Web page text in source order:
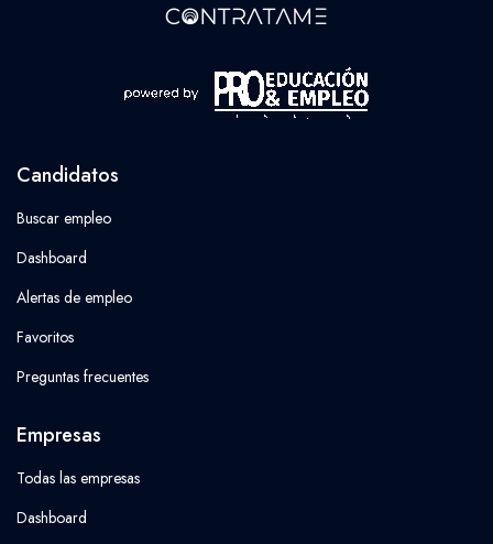
Candidatos
Buscar empleo
Dashboard
Alertas de empleo
Favoritos
Preguntas frecuentes
Empresas
Todas las empresas
Dashboard